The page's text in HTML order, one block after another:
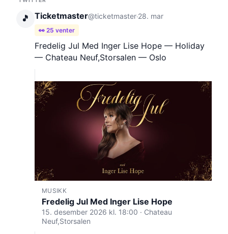
🎵 Ticketmaster@ticketmaster·28. mar
👀 25 venter
Fredelig Jul Med Inger Lise Hope — Holiday
— Chateau Neuf,Storsalen — Oslo
MUSIKK
Fredelig Jul Med Inger Lise Hope
15. desember 2026 kl. 18:00 · Chateau
Neuf,Storsalen